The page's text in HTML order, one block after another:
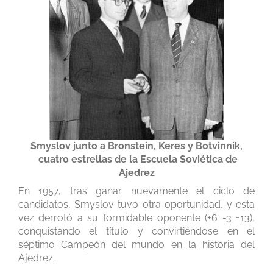
Smyslov junto a Bronstein, Keres y Botvinnik,
cuatro estrellas de la Escuela Soviética de
Ajedrez
En 1957, tras ganar nuevamente el ciclo de
candidatos, Smyslov tuvo otra oportunidad, y esta
vez derrotó a su formidable oponente (+6 -3 =13),
conquistando el título y convirtiéndose en el
séptimo Campeón del mundo en la historia del
Ajedrez.